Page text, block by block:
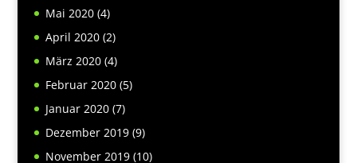
Mai 2020(4)
April 2020(2)
März 2020(4)
Februar 2020(5)
Januar 2020(7)
Dezember 2019(9)
November 2019(10)